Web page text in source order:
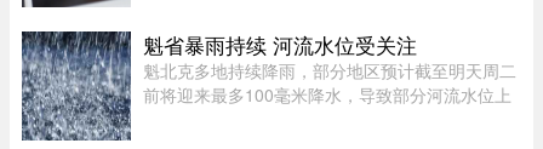
叫出了她弟弟的名字，连声音都几乎一模一
样。"电话那头听起来真的就是我 ...
魁省暴雨持续 河流水位受关注
魁北克多地持续降雨，部分地区预计截至明天周二
前将迎来最多100毫米降水，导致部分河流水位上